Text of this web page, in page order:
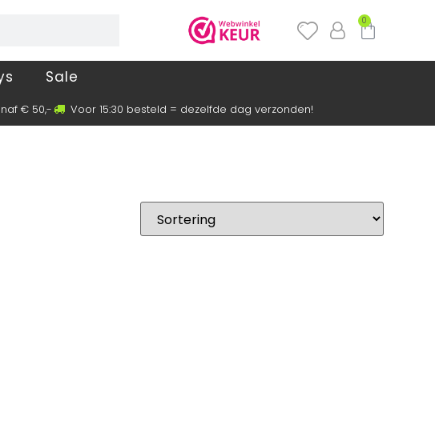
0
Sale
€ 50,- Voor 15:30 besteld = dezelfde dag verzonden!